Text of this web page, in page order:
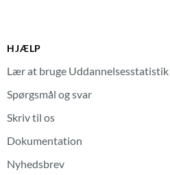
HJÆLP
Lær at bruge Uddannelsesstatistik
Spørgsmål og svar
Skriv til os
Dokumentation
Nyhedsbrev